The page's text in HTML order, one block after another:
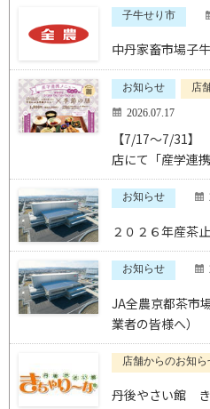
子牛せり市
中丹家畜市場子
お知らせ 店
2026.07.17
【7/17～7/31
店にて「産学連
お知らせ
２０２６年産茶
お知らせ
JA全農京都茶市
業者の皆様へ）
店舗からのお知ら
丹後やさい館